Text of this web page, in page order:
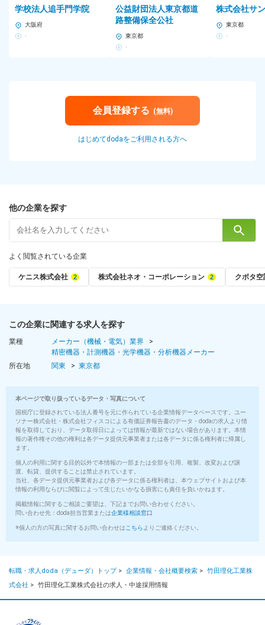
学校法人追手門学院
大阪府
-
公益財団法人東京都道
路整備保全公社
東京都
-
株式会社サ
東京都
-
会員登録する (無料)
はじめてdodaをご利用される方へ
他の企業を探す
よく閲覧されている企業
ケニス株式会社 株式会社ネオ・コーポレーション クボタ
この企業に関連する求人を探す
業種
メーカー（機械・電気）業界
精密機器・計測機器・光学機器・分析機器メーカー
所在地
関東 東京都
本ページで取り扱っているデータ・写真について
国税庁に登録されている法人番号を元に作られている企業情報データベースです。ユー
ソナー株式会社・株式会社フィスコによる有価証券報告書のデータ・dodaの求人より情
報を取得しており、データ取得日によっては情報が最新ではない場合があります。本情
報の著作権その他の権利は各データ提供元事業者または各データに係る権利者に帰属し
ます。
個人の利用に関する目的以外で本情報の一部または全部を引用、複製、改変および譲
渡、転貸、提供することは禁止されています。
当社、各データ提供元事業者および各データに係る権利者は、本ウェブサイトおよび本
情報の利用ならびに閲覧によって生じたいかなる損害にも責任を負いかねます。
掲載情報に関するご相談ご要望は、下記までお問い合わせください。
問い合わせ先：doda担当営業または企業様相談窓口
※個人の方の写真に関するお問い合わせは こちら よりご連絡ください。
転職・求人doda（デューダ）トップ> 企業情報・会社概要検索 > 竹田理化工業株
式会社 > 竹田理化工業株式会社の求人・中途採用情報